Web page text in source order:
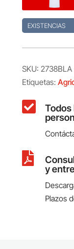
EXISTENCIAS
SKU: 2738BLA
Etiquetas:
 Todos

y
Plazos